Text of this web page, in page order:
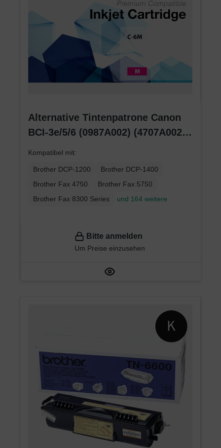
Alternative Tintenpatrone Canon
BCI-3e/5/6 (0987A002) (4707A002)
Kompatibel mit:
Brother DCP-1200
Brother DCP-1400
Brother Fax 4750
Brother Fax 5750
Brother Fax 8300 Series
und 164 weitere
Bitte anmelden
Um Preise einzusehen